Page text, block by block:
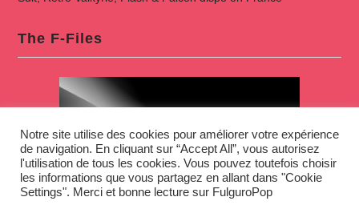
The F-Files
Notre site utilise des cookies pour améliorer votre expérience
de navigation. En cliquant sur “Accept All”, vous autorisez
l'utilisation de tous les cookies. Vous pouvez toutefois choisir
les informations que vous partagez en allant dans "Cookie
Settings". Merci et bonne lecture sur FulguroPop